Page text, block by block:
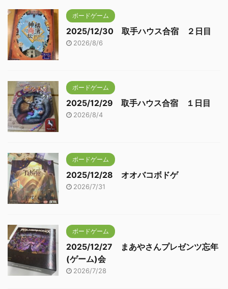
ボードゲーム
2025/12/30 取手ハウス合宿 ２日目
2026/8/6
ボードゲーム
2025/12/29 取手ハウス合宿 １日目
2026/8/4
ボードゲーム
2025/12/28 オオバコボドゲ
2026/7/31
ボードゲーム
2025/12/27 まあやさんプレゼンツ忘年
(ゲーム)会
2026/7/28